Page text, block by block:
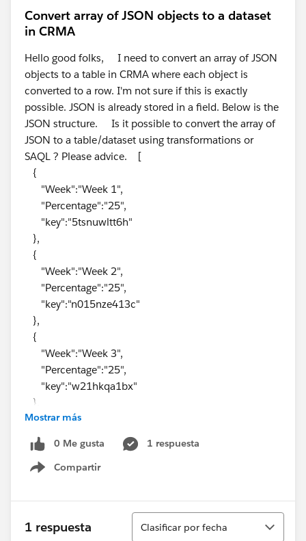
Convert array of JSON objects to a dataset
in CRMA
Hello good folks, I need to convert an array of JSON
objects to a table in CRMA where each object is
converted to a row. I'm not sure if this is exactly
possible. JSON is already stored in a field. Below is the
JSON structure. Is it possible to convert the array of
JSON to a table/dataset using transformations or
SAQL ? Please advice. [
{
"Week":"Week 1",
"Percentage":"25",
"key":"5tsnuwltt6h"
},
{
"Week":"Week 2",
"Percentage":"25",
"key":"n015nze413c"
},
{
"Week":"Week 3",
"Percentage":"25",
"key":"w21hkqa1bx"
},
{
"Week":"Week 4",
"Percentage":"25",
"key":"u96s9ttxp8"
{
"Percentage":"50",
Mostrar más
0 Me gusta
1 respuesta
Compartir
Show menu
1 respuesta
Ordenar
Clasificar por fecha